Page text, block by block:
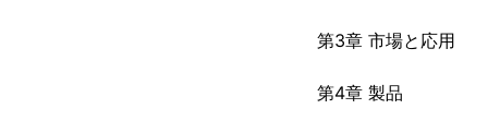
第3章 市場と応用
第4章 製品